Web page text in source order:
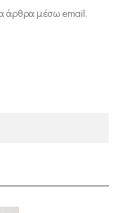
άρθρα μέσω email.